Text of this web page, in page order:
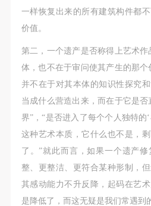
一样恢复出来的所有建筑构件都
价值。
第二，一个遗产是否称得上艺术
体，也不在于审问使其产生的那个
并不在于对其本体的知识性探究
当成什么营造出来，而在于它是
界”，“是否进入了每个个人独特的
这种艺术本质，它什么也不是，
了。”就此而言，如果一个遗产
整、更整洁、更符合某种形制，
其感动能力不升反降，起码在艺
是降低了，而这无疑是我们常遇到